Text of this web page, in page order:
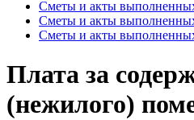
Сметы и акты
Сметы и акты
Сметы и акты
Плата за
(нежилого)